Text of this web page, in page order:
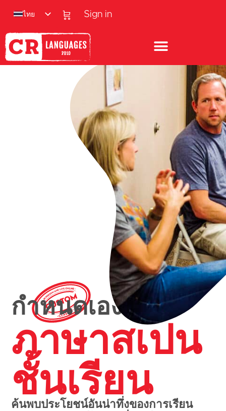
Sign in
ไทย
กำหนดเอง
ภาษาสเปน
ชั้นเรียน
ค้นพบประโยชน์อันน่าทึ่งของการเรียน